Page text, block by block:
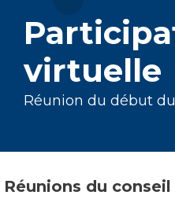
virtuelle
Réunion du début
Réunions du conseil